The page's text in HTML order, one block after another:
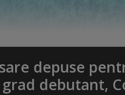
depuse
debutant,